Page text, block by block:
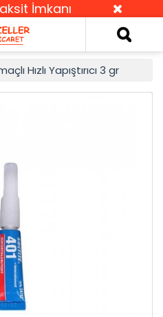
İmkanı
Hızlı Yapıştırıcı 3 gr